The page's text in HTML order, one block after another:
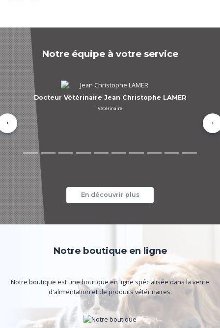
Notre équipe à votre service
Docteur Vétérinaire David TROALEN
Vétérinaire
Précédent
En découvrir plus
Notre boutique en ligne
Notre boutique est une boutique en ligne spécialisée dans la vente
d'alimentation et de produits vétérinaires.